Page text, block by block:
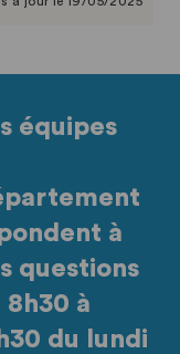
-
équipes
à
questions
8h30 à
du lundi